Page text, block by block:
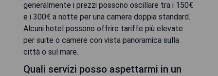
generalmente i prezzi possono oscillare tra i 150€
e i 300€ a notte per una camera doppia standard.
Alcuni hotel possono offrire tariffe più elevate
per suite o camere con vista panoramica sulla
città o sul mare.
Quali servizi posso aspettarmi in un